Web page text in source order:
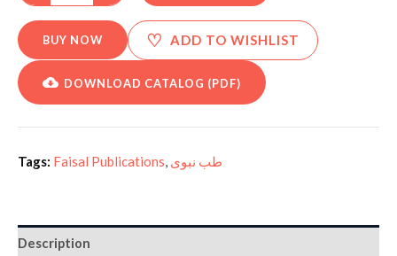
BUY NOW ♡ ADD TO WISHLIST
DOWNLOAD CATALOG (PDF)
Tags: Faisal Publications, طب نبوی
Description